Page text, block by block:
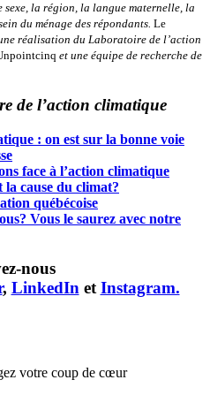
sexe, la région, la langue maternelle, la
du ménage des répondants. Le
réalisation du Laboratoire de l’action
et une équipe de recherche de
de l’action climatique
: on est sur la bonne voie
face à l’action climatique
cause du climat?
québécoise
Vous le saurez avec notre
nous
, LinkedInetInstagram.
votre coup de cœur